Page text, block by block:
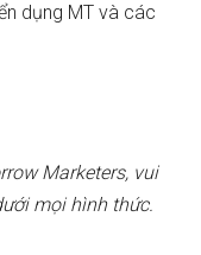
dụng MT và các
Marketers, vui
mọi hình thức.